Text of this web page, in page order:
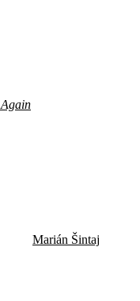
Marián Šintaj